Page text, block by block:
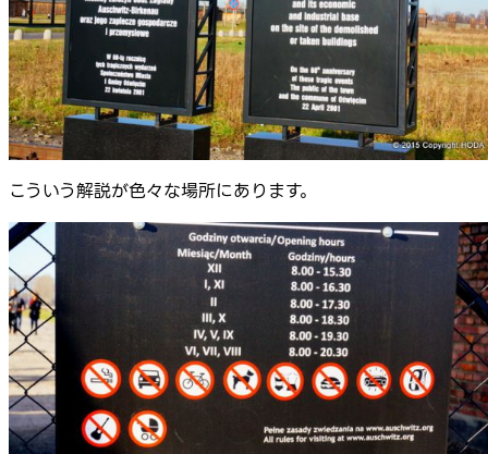
こういう解説が色々な場所にあります。